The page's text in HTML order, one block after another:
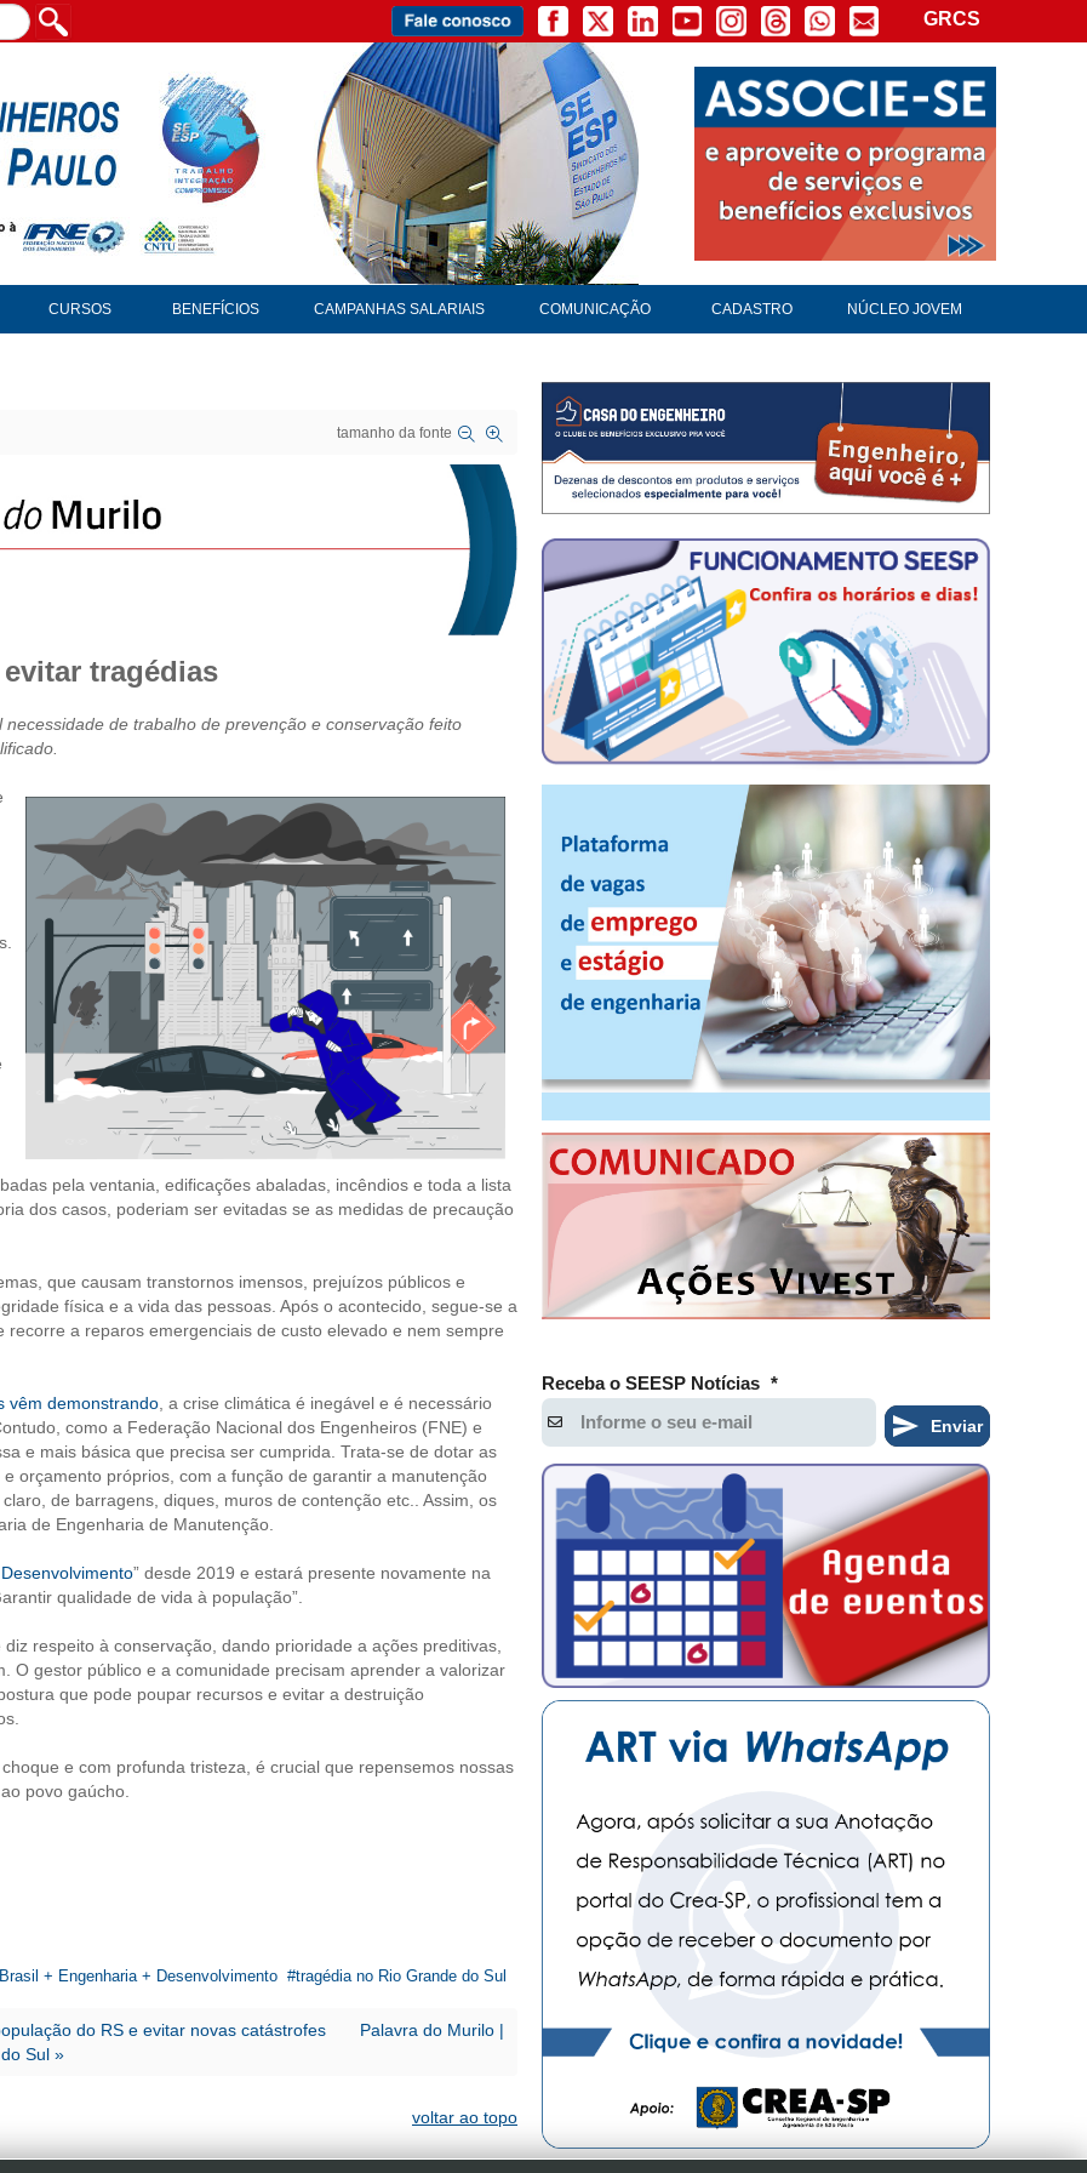
GRCS
CURSOS BENEFÍCIOS CAMPANHAS SALARIAIS COMUNICAÇÃO CADASTRO NÚCLEO JOVEM
tamanho da fonte
tragédias
de trabalho de prevenção e conservação feito
pela ventania, edificações abaladas, incêndios e toda a lista
dos casos, poderiam ser evitadas se as medidas de precaução
que causam transtornos imensos, prejuízos públicos e
física e a vida das pessoas. Após o acontecido, segue-se a
a reparos emergenciais de custo elevado e nem sempre
vêm demonstrando , a crise climática é inegável e é necessário
como a Federação Nacional dos Engenheiros (FNE) e
e mais básica que precisa ser cumprida. Trata-se de dotar as
orçamento próprios, com a função de garantir a manutenção
de barragens, diques, muros de contenção etc.. Assim, os
de Engenharia de Manutenção.
” desde 2019 e estará presente novamente na
qualidade de vida à população”.
respeito à conservação, dando prioridade a ações preditivas,
O gestor público e a comunidade precisam aprender a valorizar
que pode poupar recursos e evitar a destruição
e com profunda tristeza, é crucial que repensemos nossas
povo gaúcho.
+ Engenharia + Desenvolvimento tragédia no Rio Grande do Sul
do RS e evitar novas catástrofes
Palavra do Murilo |
Sul »
voltar ao topo
Receba o SEESP Notícias *
Enviar